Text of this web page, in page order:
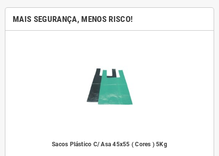
MAIS SEGURANÇA, MENOS RISCO!
Sacos Plástico C/ Asa 45x55 ( Cores ) 5Kg